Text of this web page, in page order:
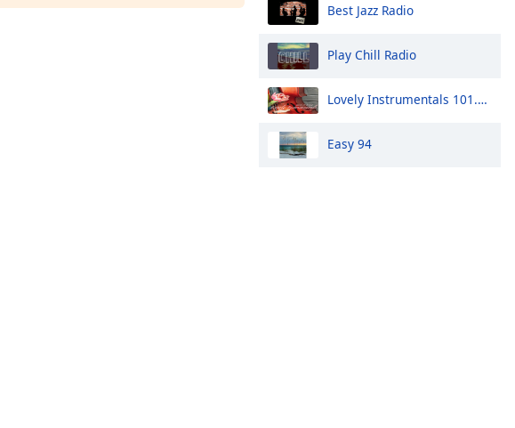
Best Jazz Radio
Play Chill Radio
Lovely Instrumentals 101.5 FM
Easy 94